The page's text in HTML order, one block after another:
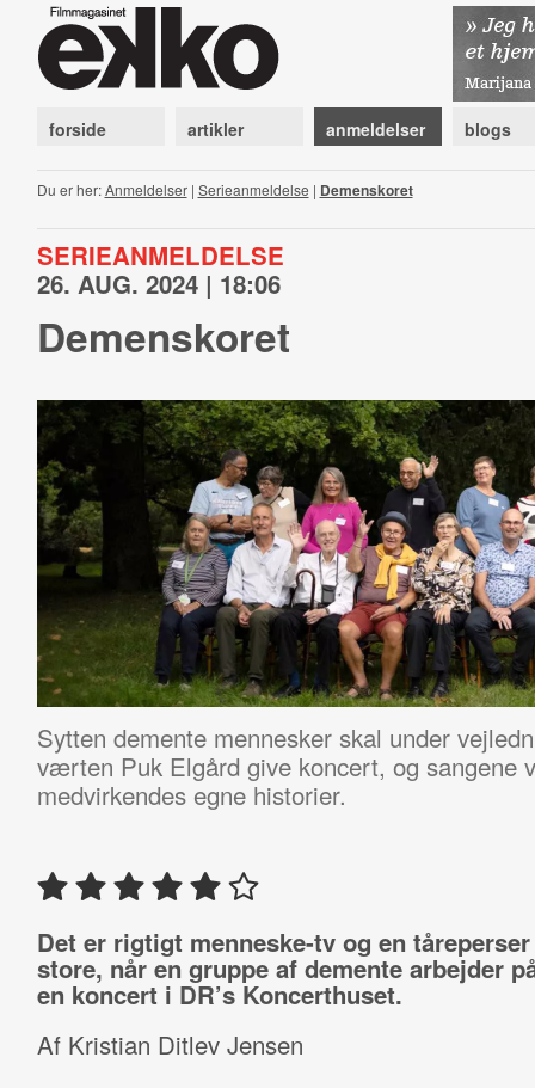
forside artikler anmeldelser blogs
Du er her:Anmeldelser| Serieanmeldelse | Demenskoret
SERIEANMELDELSE
26. AUG. 2024 | 18:06
Demenskoret
Sytten demente mennesker skal under
værten Puk Elgård give koncert, og sangene
medvirkendes egne historier.
Det er rigtigt menneske-tv og en
store, når en gruppe af demente arbejder
en koncert i DR’s Koncerthuset.
Af Kristian Ditlev Jensen